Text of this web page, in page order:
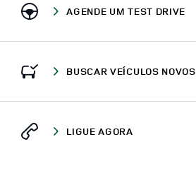
AGENDE UM TEST DRIVE
BUSCAR VEÍCULOS NOVOS
LIGUE AGORA